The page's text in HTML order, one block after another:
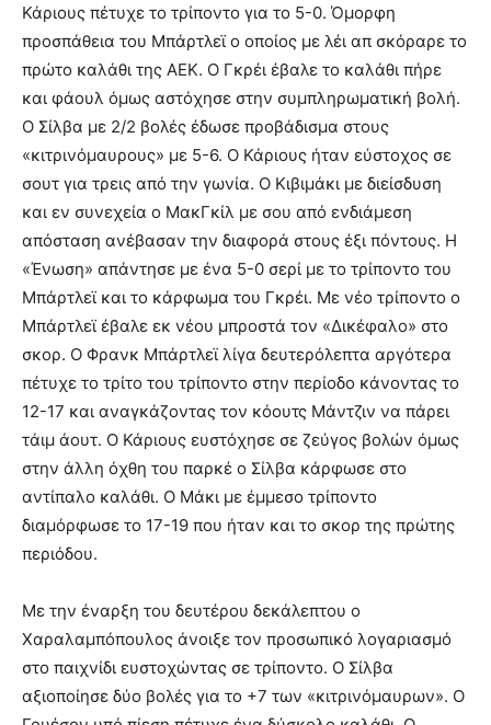
Κάριους πέτυχε το τρίποντο για το 5-0. Όμορφη
προσπάθεια του Μπάρτλεϊ ο οποίος με λέι απ σκόραρε το
πρώτο καλάθι της ΑΕΚ. Ο Γκρέι έβαλε το καλάθι πήρε
και φάουλ όμως αστόχησε στην συμπληρωματική βολή.
Ο Σίλβα με 2/2 βολές έδωσε προβάδισμα στους
«κιτρινόμαυρους» με 5-6. Ο Κάριους ήταν εύστοχος σε
σουτ για τρεις από την γωνία. Ο Κιβιμάκι με διείσδυση
και εν συνεχεία ο ΜακΓκίλ με σου από ενδιάμεση
απόσταση ανέβασαν την διαφορά στους έξι πόντους. Η
«Ένωση» απάντησε με ένα 5-0 σερί με το τρίποντο του
Μπάρτλεϊ και το κάρφωμα του Γκρέι. Με νέο τρίποντο ο
Μπάρτλεϊ έβαλε εκ νέου μπροστά τον «Δικέφαλο» στο
σκορ. Ο Φρανκ Μπάρτλεϊ λίγα δευτερόλεπτα αργότερα
πέτυχε το τρίτο του τρίποντο στην περίοδο κάνοντας το
12-17 και αναγκάζοντας τον κόουτς Μάντζιν να πάρει
τάιμ άουτ. Ο Κάριους ευστόχησε σε ζεύγος βολών όμως
στην άλλη όχθη του παρκέ ο Σίλβα κάρφωσε στο
αντίπαλο καλάθι. Ο Μάκι με έμμεσο τρίποντο
διαμόρφωσε το 17-19 που ήταν και το σκορ της πρώτης
περιόδου.
Με την έναρξη του δευτέρου δεκάλεπτου ο
Χαραλαμπόπουλος άνοιξε τον προσωπικό λογαριασμό
στο παιχνίδι ευστοχώντας σε τρίποντο. Ο Σίλβα
αξιοποίησε δύο βολές για το +7 των «κιτρινόμαυρων». Ο